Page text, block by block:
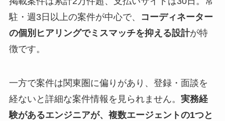
駐・週3日以上の案件が中心で、
コーディネーター
の個別ヒアリングでミスマッチを抑える設計が特
徴です。
一方で案件は関東圏に偏りがあり、登録・面談を
経ないと詳細な案件情報を見られません。 実務経
験があるエンジニアが、複数エージェントの1つと